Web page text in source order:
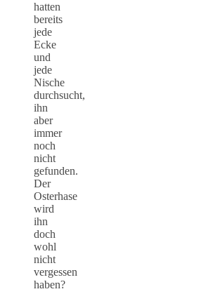
hatten
bereits
jede
Ecke
und
jede
Nische
durchsucht,
ihn
aber
immer
noch
nicht
gefunden.
Der
Osterhase
wird
ihn
doch
wohl
nicht
vergessen
haben?